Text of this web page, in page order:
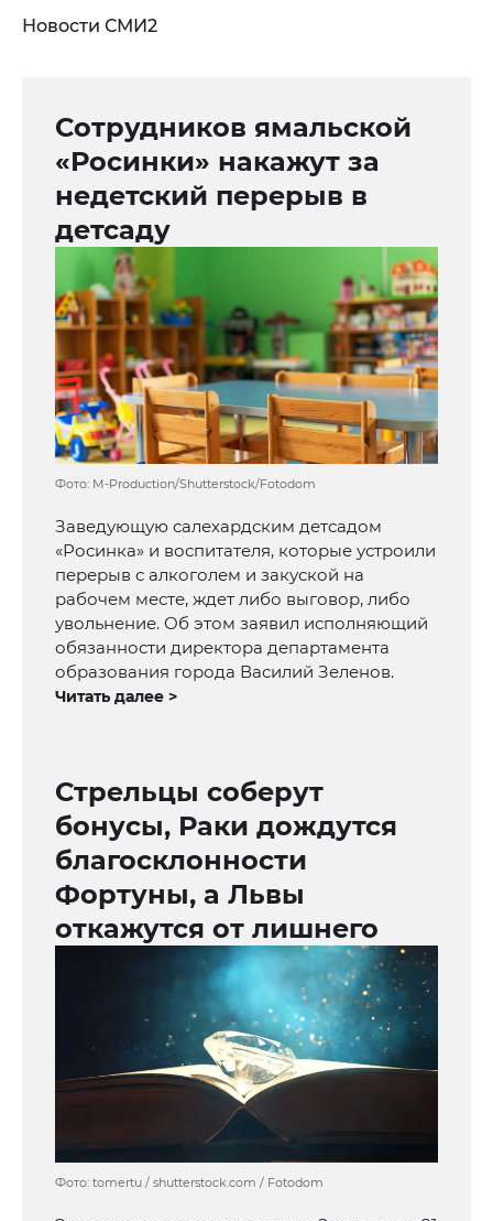
Новости СМИ2
Сотрудников ямальской
«Росинки» накажут за
недетский перерыв в
детсаду
Фото: M-Production/Shutterstock/Fotodom
Заведующую салехардским детсадом
«Росинка» и воспитателя, которые устроили
перерыв с алкоголем и закуской на
рабочем месте, ждет либо выговор, либо
увольнение. Об этом заявил исполняющий
обязанности директора департамента
образования города Василий Зеленов.
Читать далее >
Стрельцы соберут
бонусы, Раки дождутся
благосклонности
Фортуны, а Львы
откажутся от лишнего
Фото: tomertu / shutterstock.com / Fotodom